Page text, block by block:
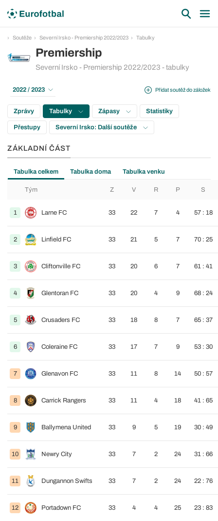
Soutěže Severní Irsko - Premiership 2022/2023 Tabulky
Premiership
Severní Irsko - Premiership 2022/2023 - tabulky
Přidat soutěž do záložek
2022 / 2023
Zprávy Tabulky Zápasy Statistiky
Přestupy Severní Irsko: Další soutěže
ZÁKLADNÍ ČÁST
Tabulka celkem Tabulka doma Tabulka venku
Tým Z V R P S
1 Larne FC 33 22 7 4 57 : 18
2 Linfield FC 33 21 5 7 70 : 25
3 Cliftonville FC 33 20 6 7 61 : 41
4 Glentoran FC 33 20 4 9 68 : 24
5 Crusaders FC 33 18 8 7 65 : 37
6 Coleraine FC 33 17 7 9 53 : 30
7 Glenavon FC 33 11 8 14 50 : 57
8 Carrick Rangers 33 11 4 18 41 : 65
9 Ballymena United 33 9 5 19 30 : 49
10 Newry City 33 7 2 24 31 : 66
11 Dungannon Swifts 33 7 2 24 22 : 76
12 Portadown FC 33 4 4 25 23 : 83